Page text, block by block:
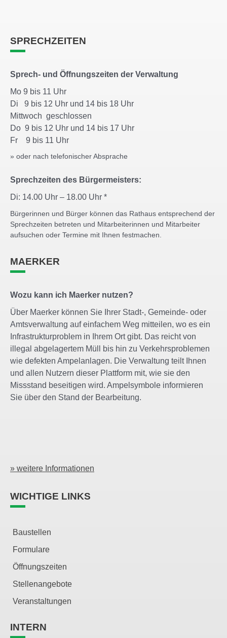
SPRECHZEITEN
Sprech- und Öffnungszeiten der Verwaltung
Mo 9 bis 11 Uhr
Di 9 bis 12 Uhr und 14 bis 18 Uhr
Mittwoch geschlossen
Do 9 bis 12 Uhr und 14 bis 17 Uhr
Fr 9 bis 11 Uhr
» oder nach telefonischer Absprache
Sprechzeiten des Bürgermeisters:
Di: 14.00 Uhr – 18.00 Uhr *
Bürgerinnen und Bürger können das Rathaus entsprechend der
Sprechzeiten betreten und Mitarbeiterinnen und Mitarbeiter
aufsuchen oder Termine mit Ihnen festmachen.
MAERKER
Wozu kann ich Maerker nutzen?
Über Maerker können Sie Ihrer Stadt-, Gemeinde- oder
Amtsverwaltung auf einfachem Weg mitteilen, wo es ein
Infrastrukturproblem in Ihrem Ort gibt. Das reicht von
illegal abgelagertem Müll bis hin zu Verkehrsproblemen
wie defekten Ampelanlagen. Die Verwaltung teilt Ihnen
und allen Nutzern dieser Plattform mit, wie sie den
Missstand beseitigen wird. Ampelsymbole informieren
Sie über den Stand der Bearbeitung.
» weitere Informationen
WICHTIGE LINKS
Baustellen
Formulare
Öffnungszeiten
Stellenangebote
Veranstaltungen
INTERN